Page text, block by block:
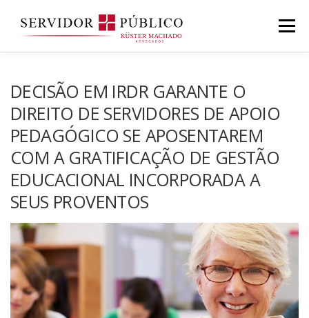
para
Menu
DECISÃO EM IRDR GARANTE O
DIREITO DE SERVIDORES DE APOIO
PEDAGÓGICO SE APOSENTAREM
COM A GRATIFICAÇÃO DE GESTÃO
EDUCACIONAL INCORPORADA A
SEUS PROVENTOS